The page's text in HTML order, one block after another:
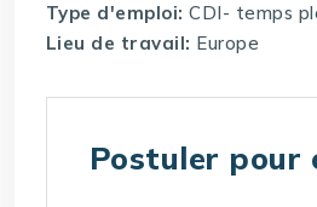
Type d'emploi:CDI- temps
Lieu de travail: Europe
Postuler pour